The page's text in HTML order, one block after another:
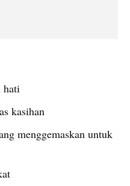
hati
kasihan
menggemaskan untuk